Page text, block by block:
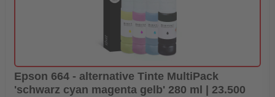
Epson 664 - alternative Tinte MultiPack
'schwarz cyan magenta gelb' 280 ml | 23.500